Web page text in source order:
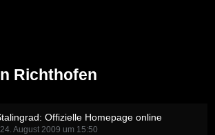
Richthofen
Offizielle Homepage online
24. August 2009 um 15:50